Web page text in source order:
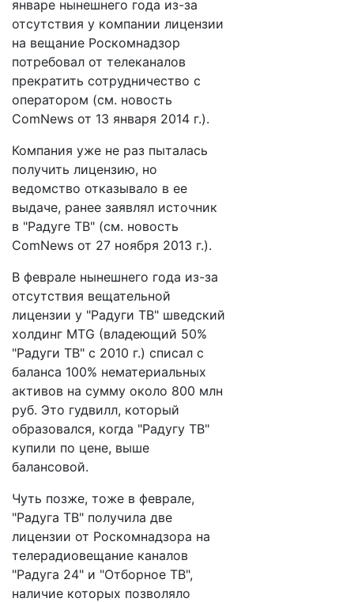
январе нынешнего года из-за
отсутствия у компании лицензии
на вещание Роскомнадзор
потребовал от телеканалов
прекратить сотрудничество с
оператором (см. новость
ComNews от 13 января 2014 г.).
Компания уже не раз пыталась
получить лицензию, но
ведомство отказывало в ее
выдаче, ранее заявлял источник
в "Радуге ТВ" (см. новость
ComNews от 27 ноября 2013 г.).
В феврале нынешнего года из-за
отсутствия вещательной
лицензии у "Радуги ТВ" шведский
холдинг MTG (владеющий 50%
"Радуги ТВ" с 2010 г.) списал с
баланса 100% нематериальных
активов на сумму около 800 млн
руб. Это гудвилл, который
образовался, когда "Радугу ТВ"
купили по цене, выше
балансовой.
Чуть позже, тоже в феврале,
"Радуга ТВ" получила две
лицензии от Роскомнадзора на
телерадиовещание каналов
"Радуга 24" и "Отборное ТВ",
наличие которых позволяло